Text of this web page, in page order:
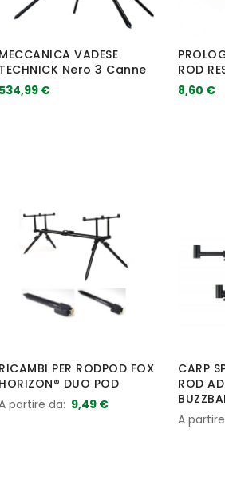
MECCANICA VADESE
TECHNICK Nero 3 Canne
534,99 €
ROD
8,60 €
RICAMBI PER RODPOD FOX
HORIZON® DUO POD
partire da
9,49 €
CARP
ROD
A